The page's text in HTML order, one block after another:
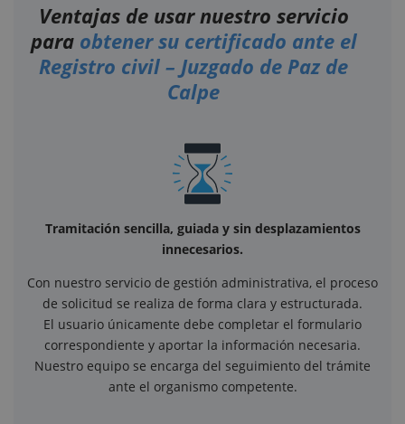
Ventajas de usar nuestro servicio
para obtener su certificado ante el
Registro civil – Juzgado de Paz de
Calpe
Tramitación sencilla, guiada y sin desplazamientos
innecesarios.
Con nuestro servicio de gestión administrativa, el proceso
de solicitud se realiza de forma clara y estructurada.
El usuario únicamente debe completar el formulario
correspondiente y aportar la información necesaria.
Nuestro equipo se encarga del seguimiento del trámite
ante el organismo competente.